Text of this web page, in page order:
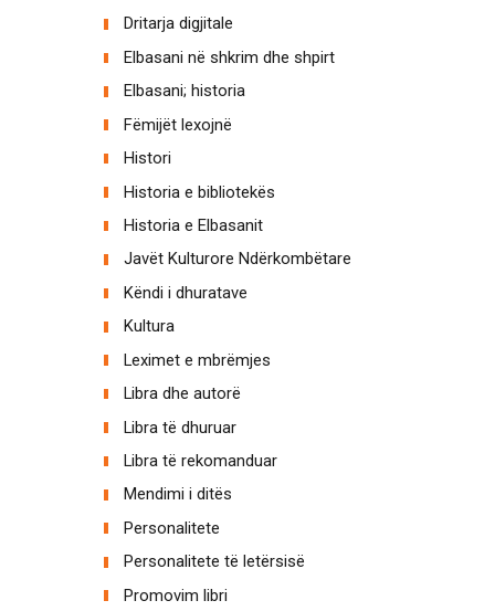
Dritarja digjitale
Elbasani në shkrim dhe shpirt
Elbasani; historia
Fëmijët lexojnë
Histori
Historia e bibliotekës
Historia e Elbasanit
Javët Kulturore Ndërkombëtare
Këndi i dhuratave
Kultura
Leximet e mbrëmjes
Libra dhe autorë
Libra të dhuruar
Libra të rekomanduar
Mendimi i ditës
Personalitete
Personalitete të letërsisë
Promovim libri